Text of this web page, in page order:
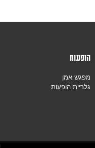
הופעות
מפגש אמן
גלריית הופעות